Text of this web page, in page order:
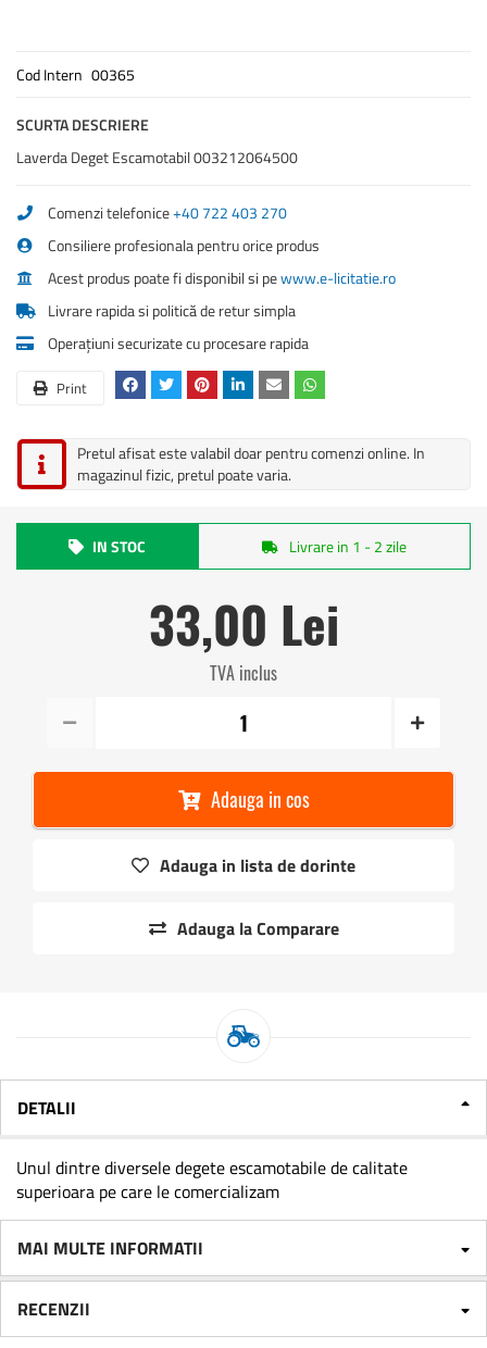
Cod Intern 00365
SCURTA DESCRIERE
Laverda Deget Escamotabil 003212064500
Comenzi telefonice+40 722 403 270
Consiliere profesionala pentru orice produs
Acest produs poate fi disponibil si pewww.e-licitatie.ro
Livrare rapida si politică de retur simpla
Operațiuni securizate cu procesare rapida
Print
Pretul afisat este valabil doar pentru comenzi online. In
magazinul fizic, pretul poate varia.
IN STOC Livrare in 1 - 2 zile
33,00 Lei
TVA inclus
Adauga in cos
Adauga in lista de dorinte
Adauga la Comparare
DETALII
Unul dintre diversele degete escamotabile de calitate
superioara pe care le comercializam
MAI MULTE INFORMATII
RECENZII